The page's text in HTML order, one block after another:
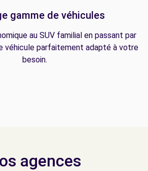
gamme de véhicules
au SUV familial en passant par
véhicule parfaitement adapté à votre
besoin.
agences